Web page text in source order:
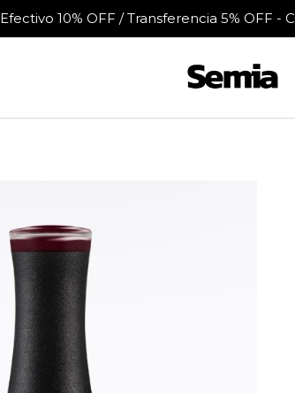
Efectivo 10% OFF / Transferencia 5% OFF -